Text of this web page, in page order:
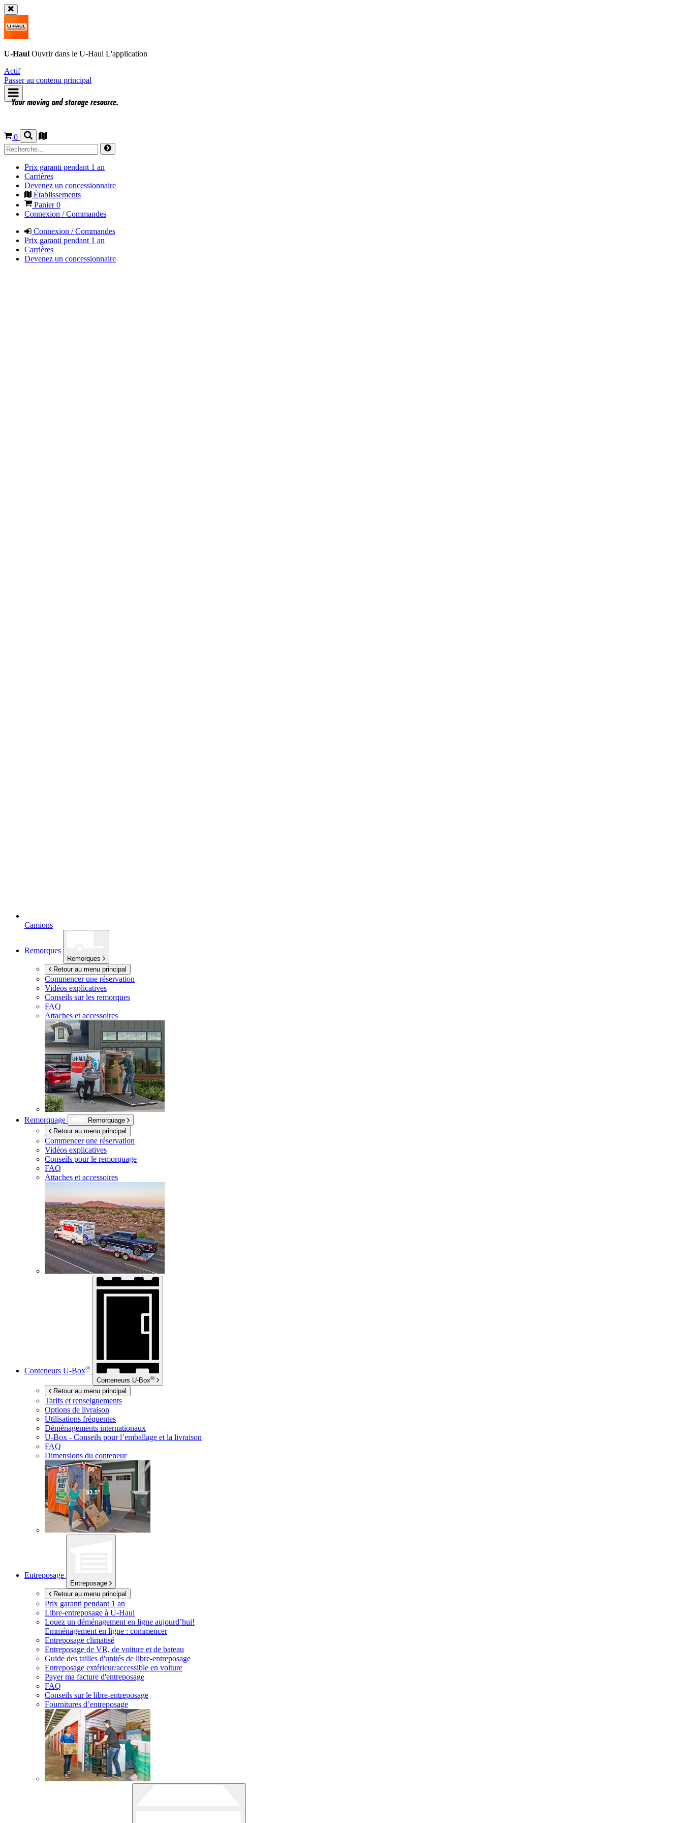
U-Haul Ouvrir dans le U-Haul L'application
Actif
Passer au contenu principal
0
Prix garanti pendant 1 an
Carrières
Devenez un concessionnaire
Établissements
Panier0
Connexion / Commandes
Connexion / Commandes
Prix garanti pendant 1 an
Carrières
Devenez un concessionnaire
Camions
Remorques
Remorques
Retour au menu principal
Commencer une réservation
Vidéos explicatives
Conseils sur les remorques
FAQ
Attaches et accessoires
Remorquage
Remorquage
Retour au menu principal
Commencer une réservation
Vidéos explicatives
Conseils pour le remorquage
FAQ
Attaches et accessoires
Conteneurs U-Box®
Conteneurs U-Box®
Retour au menu principal
Tarifs et renseignements
Options de livraison
Utilisations fréquentes
Déménagements internationaux
U-Box - Conseils pour l’emballage et la livraison
FAQ
Dimensions du conteneur
Entreposage
Entreposage
Retour au menu principal
Prix garanti pendant 1 an
Libre-entreposage à U-Haul
Louez un déménagement en ligne aujourd’hui!
Emménagement en ligne : commencer
Entreposage climatisé
Entreposage de VR, de voiture et de bateau
Guide des tailles d'unités de libre-entreposage
Entreposage extérieur/accessible en voiture
Payer ma facture d'entreposage
FAQ
Conseils sur le libre-entreposage
Fournitures d’entreposage